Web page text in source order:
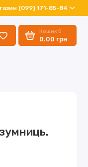
(099) 171-85-84
Кошик0
0.00 грн